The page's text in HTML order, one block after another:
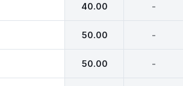
40.00 -
50.00 -
50.00 -